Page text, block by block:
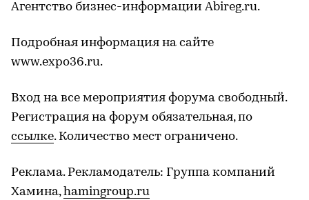
Агентство бизнес-информации Abireg.ru.
Подробная информация на сайте
www.expo36.ru.
Вход на все мероприятия форума свободный.
Регистрация на форум обязательная, по
ссылке. Количество мест ограничено.
Реклама. Рекламодатель: Группа компаний
Хамина,hamingroup.ru